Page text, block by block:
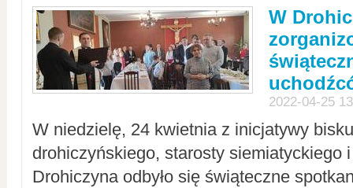
W
2022-04-25
W niedzielę, 24 kwietnia z inicjatywy
drohiczyńskiego, starosty siemiatyckiego
Drohiczyna odbyło się świąteczne